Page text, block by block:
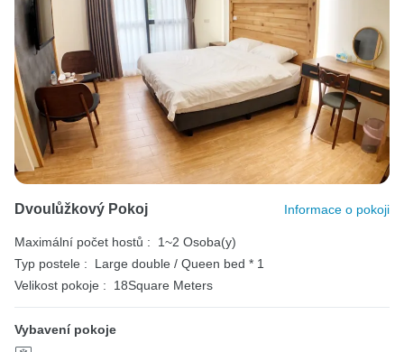
Dvoulůžkový Pokoj Informace o pokoji
Maximální počet hostů :
1~2 Osoba(y)
Typ postele :
Large double / Queen bed * 1
Velikost pokoje :
18Square Meters
Vybavení pokoje